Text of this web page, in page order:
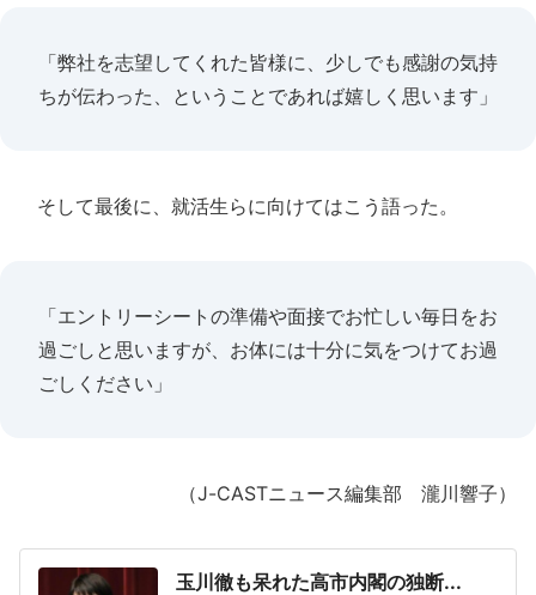
「弊社を志望してくれた皆様に、少しでも感謝の気持
ちが伝わった、ということであれば嬉しく思います」
そして最後に、就活生らに向けてはこう語った。
「エントリーシートの準備や面接でお忙しい毎日をお
過ごしと思いますが、お体には十分に気をつけてお過
ごしください」
（J-CASTニュース編集部 瀧川響子）
玉川徹も呆れた高市内閣の独断...